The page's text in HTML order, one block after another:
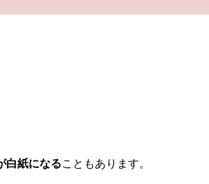
白紙になることもあります。